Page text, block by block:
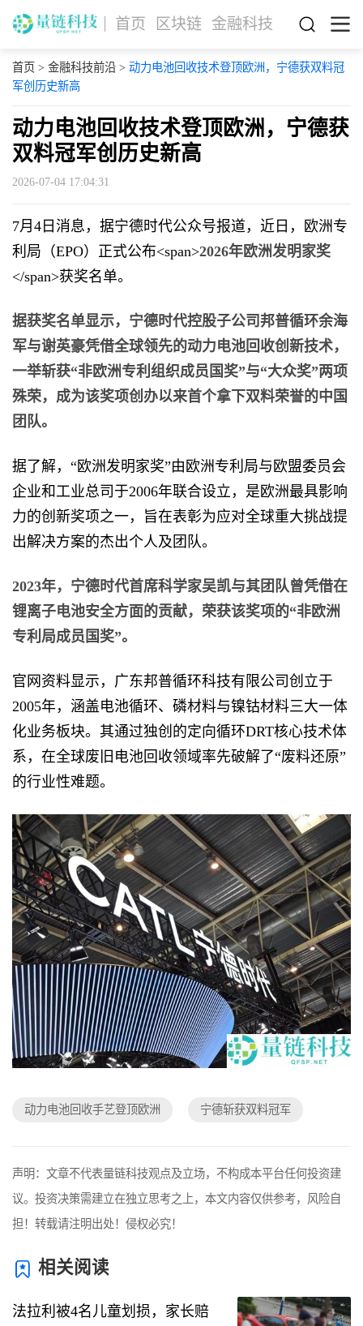
首页 区块链 金融科技
首页 > 金融科技前沿> 动力电池回收技术登顶欧洲，宁德获双料冠
军创历史新高
动力电池回收技术登顶欧洲，宁德获
双料冠军创历史新高
2026-07-04 17:04:31
7月4日消息，据宁德时代公众号报道，近日，欧洲专
利局（EPO）正式公布<span>2026年欧洲发明家奖
</span>获奖名单。
据获奖名单显示，宁德时代控股子公司邦普循环余海
军与谢英豪凭借全球领先的动力电池回收创新技术，
一举斩获“非欧洲专利组织成员国奖”与“大众奖”两项
殊荣，成为该奖项创办以来首个拿下双料荣誉的中国
团队。
据了解，“欧洲发明家奖”由欧洲专利局与欧盟委员会
企业和工业总司于2006年联合设立，是欧洲最具影响
力的创新奖项之一，旨在表彰为应对全球重大挑战提
出解决方案的杰出个人及团队。
2023年，宁德时代首席科学家吴凯与其团队曾凭借在
锂离子电池安全方面的贡献，荣获该奖项的“非欧洲
专利局成员国奖”。
官网资料显示，广东邦普循环科技有限公司创立于
2005年，涵盖电池循环、磷材料与镍钴材料三大一体
化业务板块。其通过独创的定向循环DRT核心技术体
系，在全球废旧电池回收领域率先破解了“废料还原”
的行业性难题。
动力电池回收手艺登顶欧洲 宁德斩获双料冠军
声明：文章不代表量链科技观点及立场，不构成本平台任何投资建
议。投资决策需建立在独立思考之上，本文内容仅供参考，风险自
担！转载请注明出处！侵权必究！
相关阅读
法拉利被4名儿童划损，家长赔